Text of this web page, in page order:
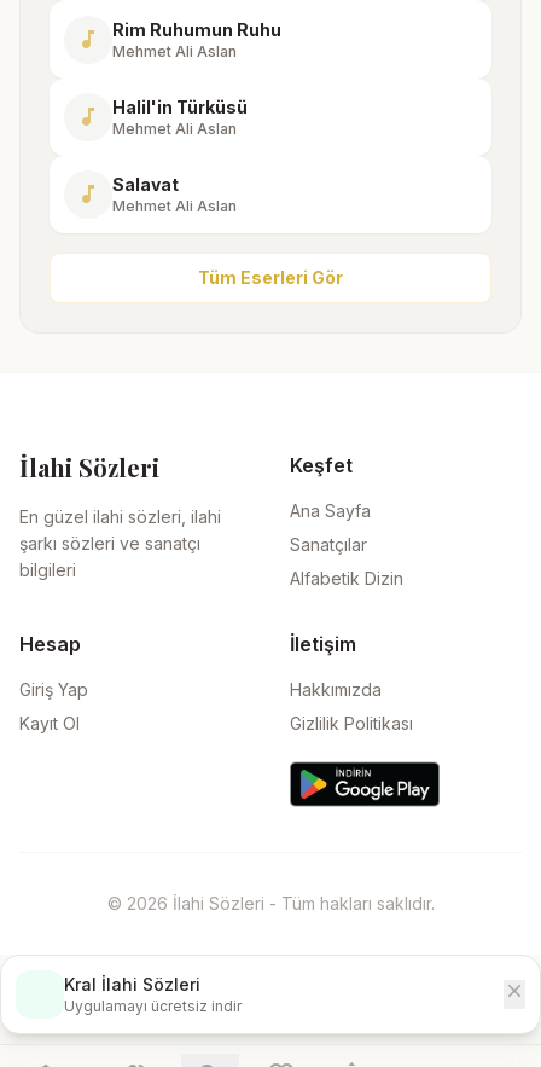
music_note Rim Ruhumun Ruhu
Mehmet Ali Aslan
music_note Halil'in Türküsü
Mehmet Ali Aslan
music_note Salavat
Mehmet Ali Aslan
Tüm Eserleri Gör
İlahi Sözleri
En güzel ilahi sözleri, ilahi
şarkı sözleri ve sanatçı
bilgileri
Keşfet
Ana Sayfa
Sanatçılar
Alfabetik Dizin
Hesap
Giriş Yap
Kayıt Ol
İletişim
Hakkımızda
Gizlilik Politikası
© 2026 İlahi Sözleri - Tüm hakları saklıdır.
Kral İlahi Sözleri
Uygulamayı ücretsiz indir
close